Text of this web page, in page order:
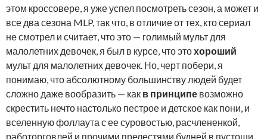
этом кроссовере, я уже успел посмотреть сезон, а может и
все два сезона MLP, так что, в отличие от тех, кто сериал
не смотрел и считает, что это — голимый мульт для
малолетних девочек, я был в курсе, что этохороший
мульт для малолетних девочек. Но, черт побери, я
понимаю, что абсолютному большинству людей будет
сложно даже вообразить — как в принципе возможно
скрестить нечто настолько пестрое и детское как пони, и
вселенную фоллаута с ее суровостью, расчлененкой,
работорговлей и прочими прелестями будней в пустоши.